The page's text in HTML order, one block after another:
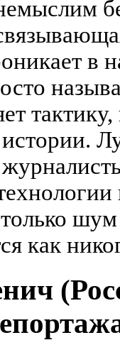
истории.
как